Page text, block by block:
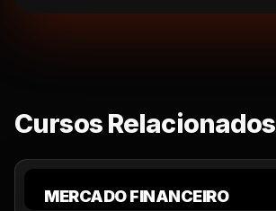
Cursos Relacionados
MERCADO FINANCEIRO